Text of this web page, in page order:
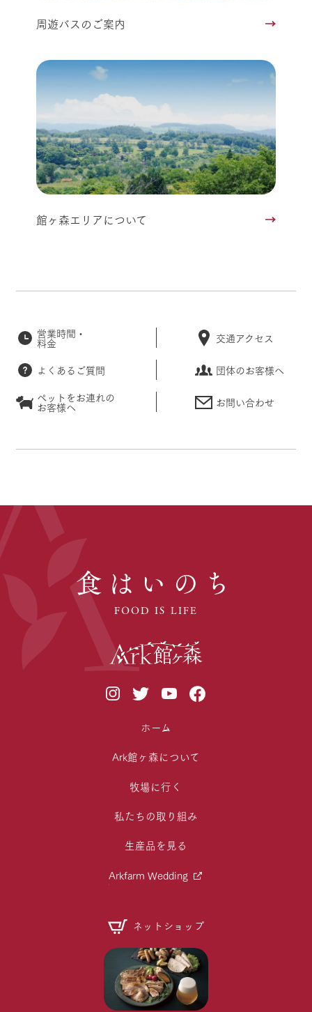
周遊バスのご案内
館ヶ森エリアについて
営業時間・
料金 交通アクセス
よくあるご質問
団体のお客様へ
ペットをお連れの
お客様へ お問い合わせ
食はいのち
FOOD IS LIFE
ホーム
Ark館ヶ森について
牧場に行く
私たちの取り組み
生産品を見る
Arkfarm Wedding
ネットショップ